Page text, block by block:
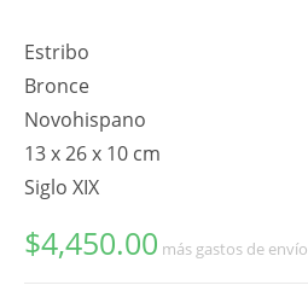
Estribo
Bronce
Novohispano
13 x 26 x 10 cm
Siglo XIX
$4,450.00 más gastos de envío